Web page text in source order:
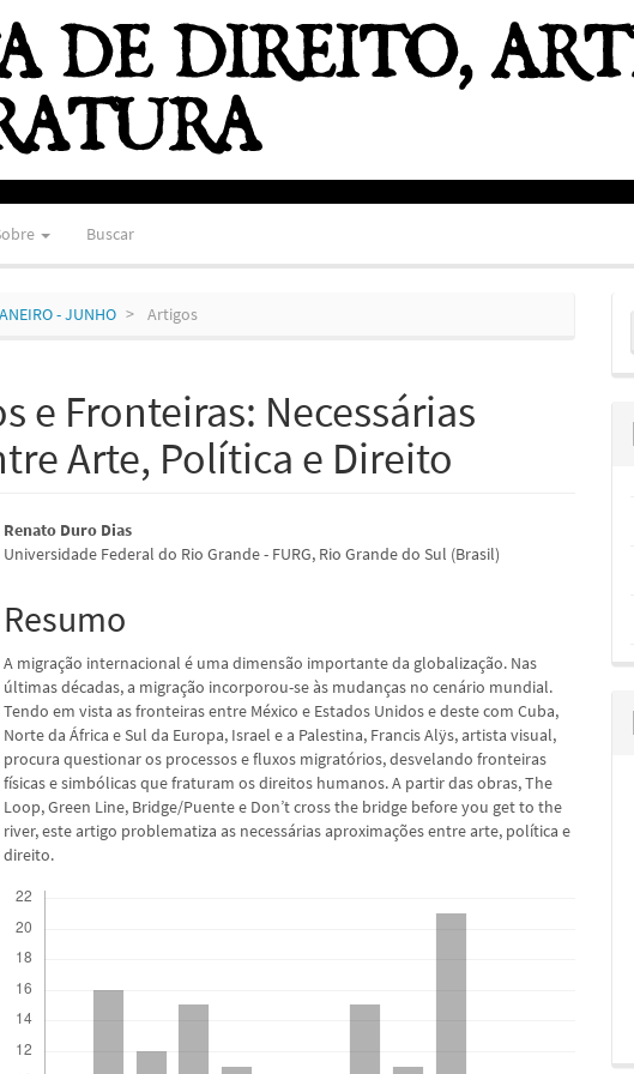
Buscar
- JUNHO Artigos
e Fronteiras: Necessárias
Arte, Política e Direito
Conteúdo
do
artigo
principal
Renato Duro Dias
Universidade Federal do Rio Grande - FURG, Rio Grande do Sul (Brasil)
Resumo
A migração internacional é uma dimensão importante da globalização. Nas
últimas décadas, a migração incorporou-se às mudanças no cenário mundial.
Tendo em vista as fronteiras entre México e Estados Unidos e deste com Cuba,
Norte da África e Sul da Europa, Israel e a Palestina, Francis Alÿs, artista visual,
procura questionar os processos e fluxos migratórios, desvelando fronteiras
físicas e simbólicas que fraturam os direitos humanos. A partir das obras, The
Loop, Green Line, Bridge/Puente e Don’t cross the bridge before you get to the
river, este artigo problematiza as necessárias aproximações entre arte, política e
direito.